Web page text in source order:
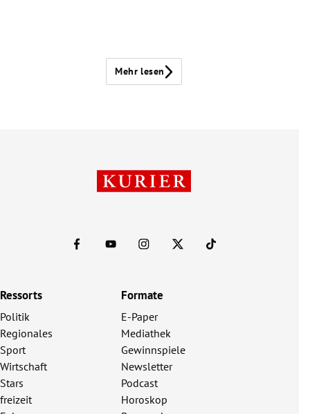
Mehr lesen
Ressorts
Politik
Regionales
Sport
Wirtschaft
Stars
freizeit
Formate
E-Paper
Mediathek
Gewinnspiele
Newsletter
Podcast
Horoskop